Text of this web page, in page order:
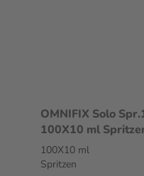
OMNIFIX Solo
100X10 ml
100X10 ml
Spritzen